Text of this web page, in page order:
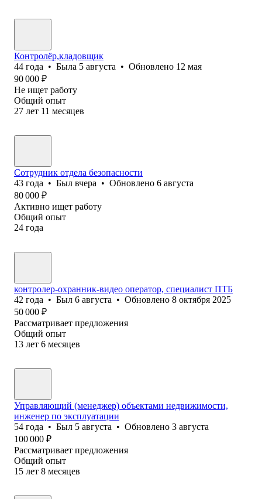
Контролёр,кладовщик
44 года • Была 5 августа • Обновлено 12 мая
90 000 ₽
Не ищет работу
Общий опыт
27 лет 11 месяцев
Сотрудник отдела безопасности
43 года • Был вчера • Обновлено 6 августа
80 000 ₽
Активно ищет работу
Общий опыт
24 года
контролер-охранник-видео оператор, специалист ПТБ
42 года • Был 6 августа • Обновлено 8 октября 2025
50 000 ₽
Рассматривает предложения
Общий опыт
13 лет 6 месяцев
Управляющий (менеджер) объектами недвижимости,
инженер по эксплуатации
54 года • Был 5 августа • Обновлено 3 августа
100 000 ₽
Рассматривает предложения
Общий опыт
15 лет 8 месяцев